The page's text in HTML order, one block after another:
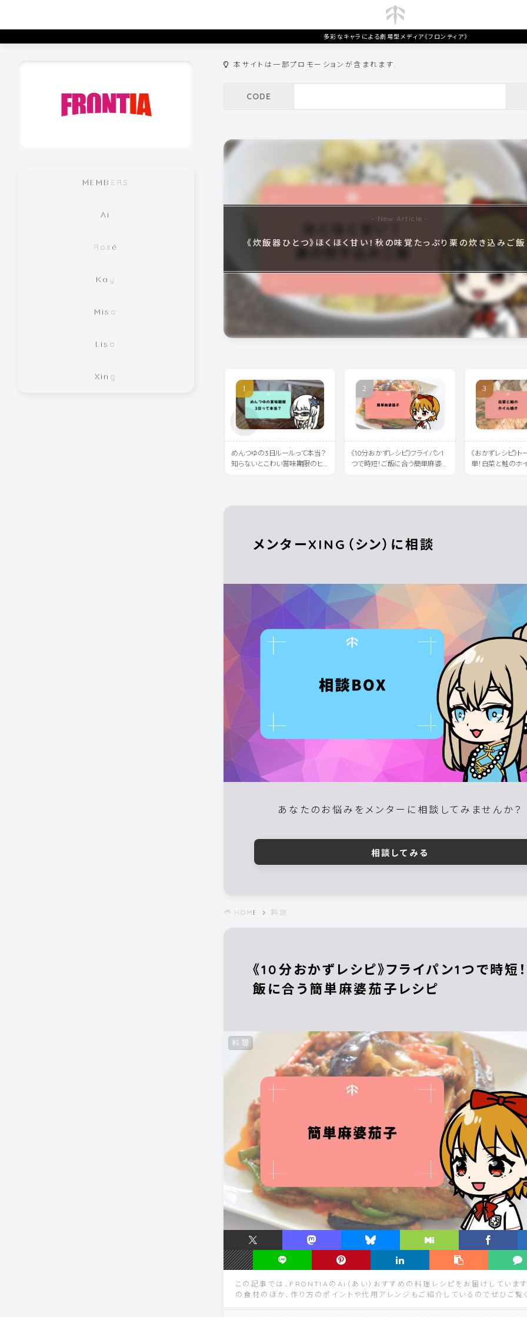
多彩なキャラによる劇場型メディア《フロンティア》
MEMBERS
Ai
Rosé
Kay
Misa
Lisa
Xing
本サイトは一部プロモーションが含まれます.
《炊飯器ひとつ》ほくほく甘い！秋の味覚たっぷり栗の炊き込みご
めんつゆの3日ルールって本当？
知らないとこわい賞味期限のヒ
《10分おかずレシピ》フライパン1
つで時短！ご飯に合う簡単麻婆茄
《おかずレシピ》
単！白菜と鮭のホ
メンターXING（シン）に相談
あなたのお悩みをメンターに相談してみませんか？
相談してみる
HOME 料理
《10分おかずレシピ》フライパン1つで時短
飯に合う簡単麻婆茄子レシピ
料理
この記事では、FRONTIAのAi（あい）おすすめの料理レシピをお届けしています
の食材のほか、作り方のポイントや代用アレンジもご紹介しているのでぜひご覧